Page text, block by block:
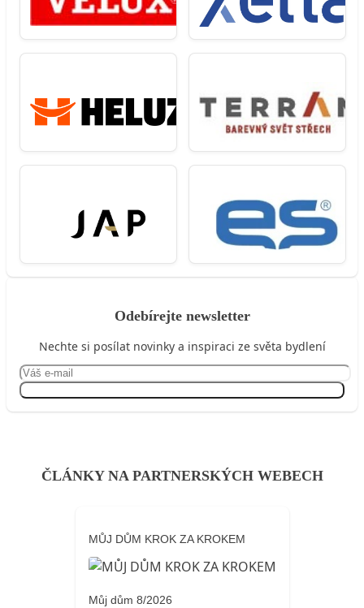
Odebírejte newsletter
Nechte si posílat novinky a inspiraci ze světa bydlení
ČLÁNKY NA PARTNERSKÝCH WEBECH
MŮJ DŮM KROK ZA KROKEM
Můj dům 8/2026